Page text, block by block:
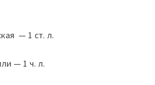
— 1 ст. л.
— 1 ч. л.